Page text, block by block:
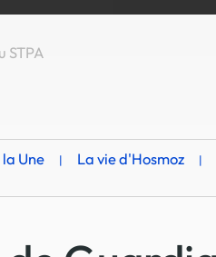
responsables"
STPA
Une
La vie d'Hosmoz